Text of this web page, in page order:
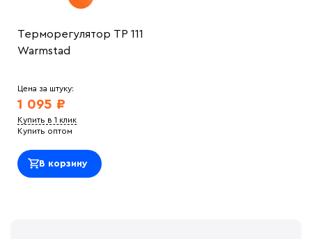
Терморегулятор ТР 111
Warmstad
Цена за штуку:
1 095 ₽
Купить в 1 клик
Купить оптом
В корзину